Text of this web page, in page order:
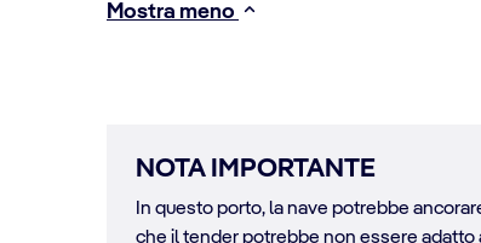
Mostra meno
NOTA IMPORTANTE
In questo porto, la nave potrebbe
che il tender potrebbe non essere adatto